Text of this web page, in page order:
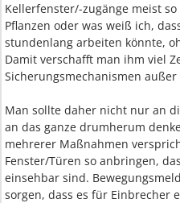
Kellerfenster/-zugänge meist
Pflanzen oder was weiß ich,
stundenlang arbeiten könnte,
Damit verschafft man ihm viel
Sicherungsmechanismen
Man sollte daher nicht nur an
an das ganze drumherum
mehrerer Maßnahmen
Fenster/Türen so anbringen,
einsehbar sind.
sorgen, dass es für Einbrecher